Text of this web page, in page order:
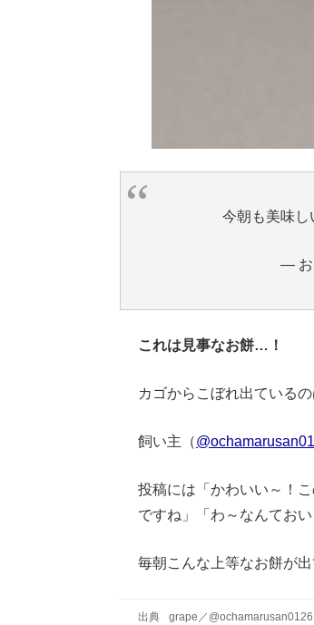
今朝も美味し
— お
これは見事なお餅…！
カゴからこぼれ出ている
飼い主（
投稿には「かわいい～！
ですね」「わ～なんてお
毎朝こんな上等なお餅が
出典 grape ／ @ochamarusan0126